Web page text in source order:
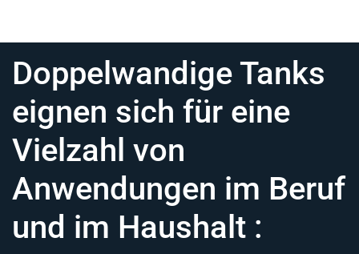
Doppelwandige Tanks
eignen sich für eine
Vielzahl von
Anwendungen im Beruf
und im Haushalt :